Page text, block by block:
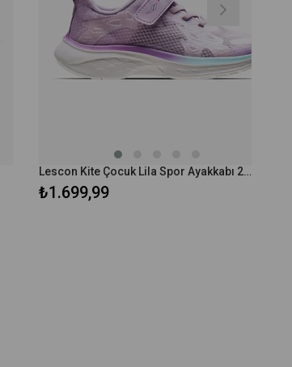
Lescon Kite Çocuk Lila Spor Ayakkabı 24BAC00KITEF
₺1.699,99